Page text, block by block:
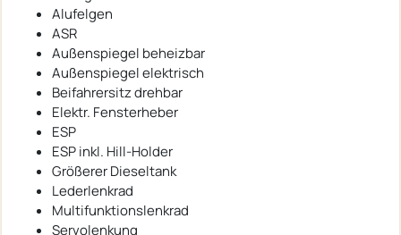
Alufelgen
ASR
Außenspiegel beheizbar
Außenspiegel elektrisch
Beifahrersitz drehbar
Elektr. Fensterheber
ESP
ESP inkl. Hill-Holder
Größerer Dieseltank
Lederlenkrad
Multifunktionslenkrad
Servolenkung